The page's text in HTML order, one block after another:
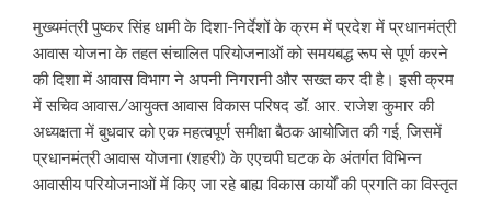
मुख्यमंत्री पुष्कर सिंह धामी के दिशा-निर्देशों के क्रम में प्रदेश में प्रधानमंत्री
आवास योजना के तहत संचालित परियोजनाओं को समयबद्ध रूप से पूर्ण करने
की दिशा में आवास विभाग ने अपनी निगरानी और सख्त कर दी है। इसी क्रम
में सचिव आवास/आयुक्त आवास विकास परिषद डॉ. आर. राजेश कुमार की
अध्यक्षता में बुधवार को एक महत्वपूर्ण समीक्षा बैठक आयोजित की गई, जिसमें
प्रधानमंत्री आवास योजना (शहरी) के एएचपी घटक के अंतर्गत विभिन्न
आवासीय परियोजनाओं में किए जा रहे बाह्य विकास कार्यों की प्रगति का विस्तृत